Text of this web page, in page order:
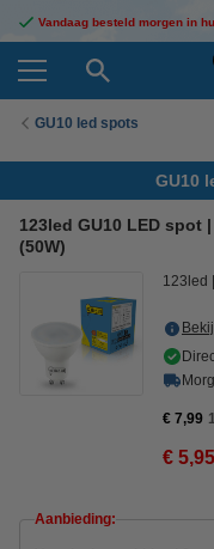
Vandaag besteld morgen in
GU10 led spots
GU10
123led GU10 LED spot
(50W)
123led
€ 7,99
€ 5,95
Aanbieding: